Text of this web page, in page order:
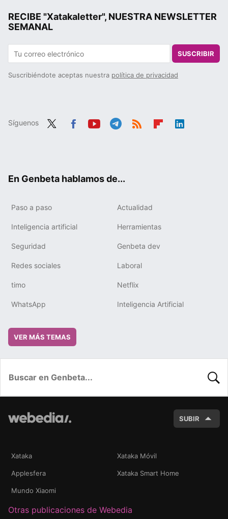
RECIBE "Xatakaletter", NUESTRA NEWSLETTER
SEMANAL
SUSCRIBIR
Suscribiéndote aceptas nuestra política de privacidad
Síguenos
En Genbeta hablamos de...
Paso a paso Actualidad
Inteligencia artificial Herramientas
Seguridad Genbeta dev
Redes sociales Laboral
timo Netflix
WhatsApp Inteligencia Artificial
VER MÁS TEMAS
SUBIR
Xataka Xataka Móvil
Applesfera Xataka Smart Home
Mundo Xiaomi
Otras publicaciones de Webedia